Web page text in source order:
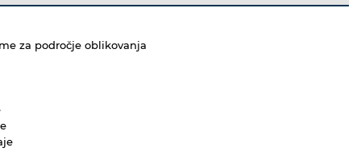
za področje oblikovanja